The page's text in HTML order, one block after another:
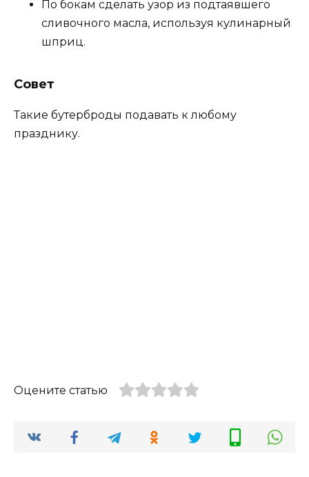
По бокам сделать узор из подтаявшего
сливочного масла, используя кулинарный
шприц.
Совет
Такие бутерброды подавать к любому
празднику.
Оцените статью